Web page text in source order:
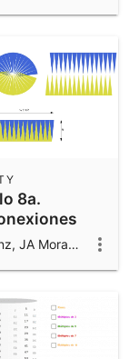
8a.
JM Arranz, JA Mora, M Sada y R Losada